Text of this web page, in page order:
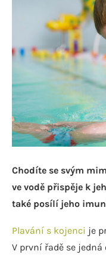
Chodíte se svým
ve vodě přispěje k
také posílí jeho
Plavání s kojenci je
V první řadě se